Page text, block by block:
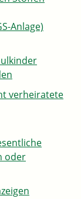
Anlage)
verheiratete
oder